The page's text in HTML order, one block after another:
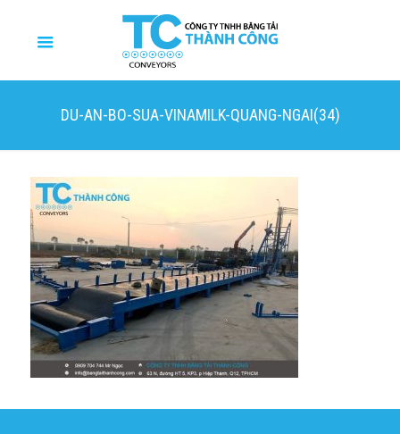
DU-AN-BO-SUA-VINAMILK-QUANG-NGAI(34)